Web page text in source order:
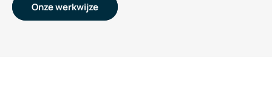
Onze werkwijze